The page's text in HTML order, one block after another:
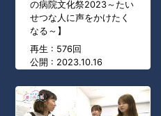
の病院文化祭2023～たい
せつな人に声をかけたく
なる～】
再生 : 576回
公開 : 2023.10.16